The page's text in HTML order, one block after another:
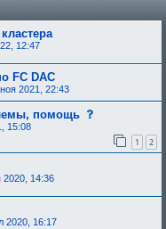
12:47
FC DAC
2021, 22:43
помощь
щ
е
15:08
1 2
2020, 14:36
2020, 16:17